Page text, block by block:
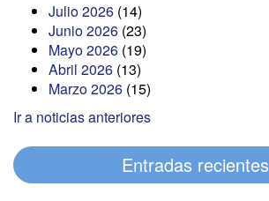
Julio 2026 (14)
Junio 2026 (23)
Mayo 2026 (19)
Abril 2026 (13)
Marzo 2026 (15)
Ir a noticias anteriores
Entradas recientes